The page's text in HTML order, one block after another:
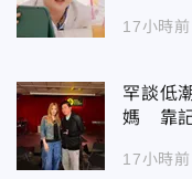
17小時前
罕談低
媽 靠記
17小時前